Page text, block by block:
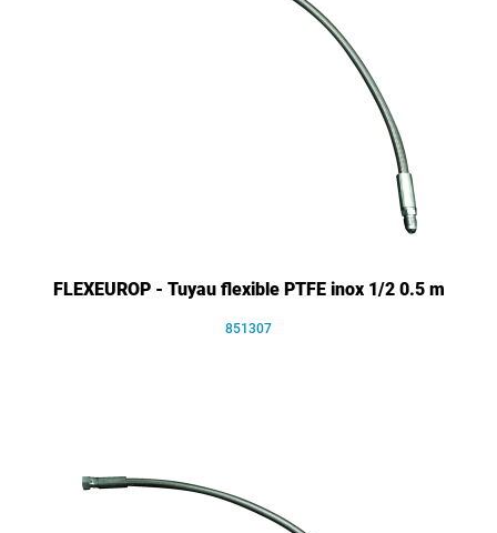
FLEXEUROP - Tuyau flexible PTFE inox 1/2 0.5 m
851307